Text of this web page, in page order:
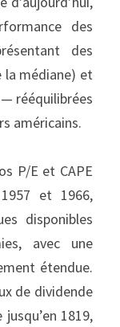
des
des
la médiane) et
rééquilibrées
américains.
P/E et CAPE
et 1966,
disponibles
avec une
étendue.
de dividende
1819,